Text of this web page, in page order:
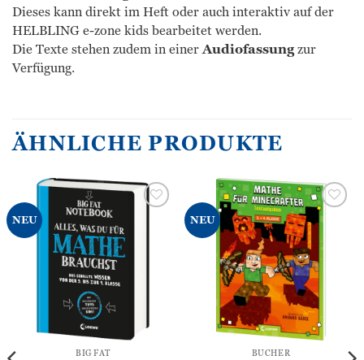
Dieses kann direkt im Heft oder auch interaktiv auf der
HELBLING e-zone kids bearbeitet werden.
Die Texte stehen zudem in einerAudiofassungzur
Verfügung.
ÄHNLICHE PRODUKTE
NEU
Wunschliste
hinzufügen
BIG FAT
NEU
Zur
Wunschliste
hinzufügen
BÜCHER